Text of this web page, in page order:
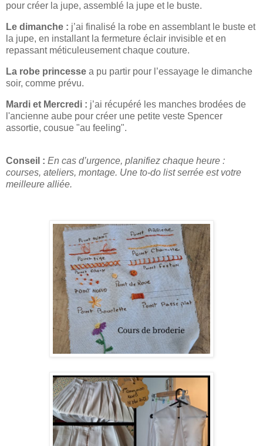
pour créer la jupe, assemblé la jupe et le buste.
Le dimanche : j’ai finalisé la robe en assemblant le buste et
la jupe, en installant la fermeture éclair invisible et en
repassant méticuleusement chaque couture.
La robe princesse a pu partir pour l’essayage le dimanche
soir, comme prévu.
Mardi et Mercredi : j’ai récupéré les manches brodées de
l'ancienne aube pour créer une petite veste Spencer
assortie, cousue "au feeling".
Conseil : En cas d’urgence, planifiez chaque heure :
courses, ateliers, montage. Une to-do list serrée est votre
meilleure alliée.